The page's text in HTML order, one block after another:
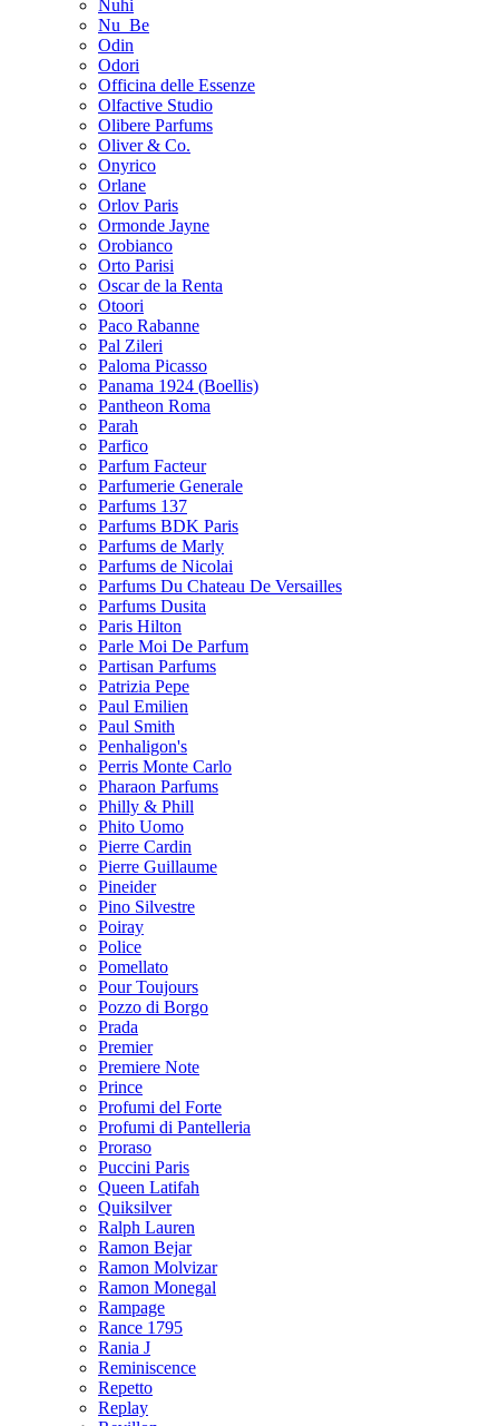
Nuhi
Nu_Be
Odin
Odori
Officina delle Essenze
Olfactive Studio
Olibere Parfums
Oliver & Co.
Onyrico
Orlane
Orlov Paris
Ormonde Jayne
Orobianco
Orto Parisi
Oscar de la Renta
Otoori
Paco Rabanne
Pal Zileri
Paloma Picasso
Panama 1924 (Boellis)
Pantheon Roma
Parah
Parfico
Parfum Facteur
Parfumerie Generale
Parfums 137
Parfums BDK Paris
Parfums de Marly
Parfums de Nicolai
Parfums Du Chateau De Versailles
Parfums Dusita
Paris Hilton
Parle Moi De Parfum
Partisan Parfums
Patrizia Pepe
Paul Emilien
Paul Smith
Penhaligon's
Perris Monte Carlo
Pharaon Parfums
Philly & Phill
Phito Uomo
Pierre Cardin
Pierre Guillaume
Pineider
Pino Silvestre
Poiray
Police
Pomellato
Pour Toujours
Pozzo di Borgo
Prada
Premier
Premiere Note
Prince
Profumi del Forte
Profumi di Pantelleria
Proraso
Puccini Paris
Queen Latifah
Quiksilver
Ralph Lauren
Ramon Bejar
Ramon Molvizar
Ramon Monegal
Rampage
Rance 1795
Rania J
Reminiscence
Repetto
Replay